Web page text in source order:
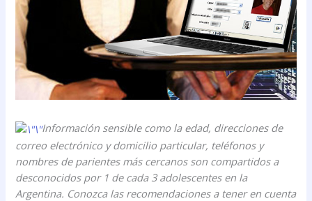
Información sensible como la edad, direcciones de
correo electrónico y domicilio particular, teléfonos y
nombres de parientes más cercanos son compartidos a
desconocidos por 1 de cada 3 adolescentes en la
Argentina. Conozca las recomendaciones a tener en cuenta